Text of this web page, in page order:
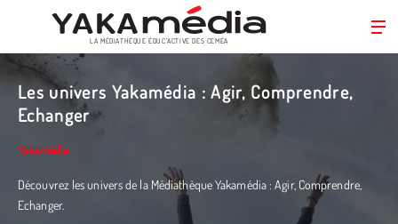
Aller
contenu
LA MÉDIATHÈQUE ÉDUC’ACTIVE DES CEMÉA
Les univers Yakamédia : Agir, Comprendre,
Echanger
Yakamédia
Découvrez les univers de la Médiathèque Yakamédia : Agir, Comprendre,
Echanger.